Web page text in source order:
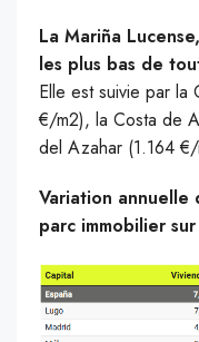
La Mariña
les plus bas de
Elle est suivie par la
€/m2), la Costa de
del Azahar (1.164
Variation annuelle
parc immobilier